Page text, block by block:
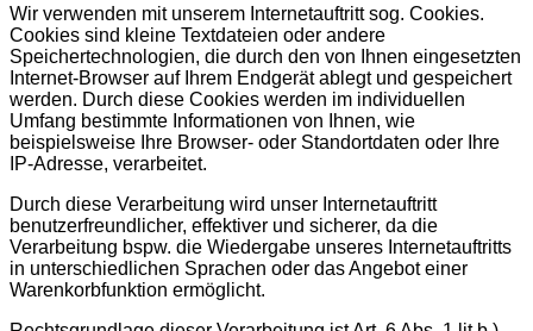
Wir verwenden mit unserem Internetauftritt sog. Cookies.
Cookies sind kleine Textdateien oder andere
Speichertechnologien, die durch den von Ihnen eingesetzten
Internet-Browser auf Ihrem Endgerät ablegt und gespeichert
werden. Durch diese Cookies werden im individuellen
Umfang bestimmte Informationen von Ihnen, wie
beispielsweise Ihre Browser- oder Standortdaten oder Ihre
IP-Adresse, verarbeitet.
Durch diese Verarbeitung wird unser Internetauftritt
benutzerfreundlicher, effektiver und sicherer, da die
Verarbeitung bspw. die Wiedergabe unseres Internetauftritts
in unterschiedlichen Sprachen oder das Angebot einer
Warenkorbfunktion ermöglicht.